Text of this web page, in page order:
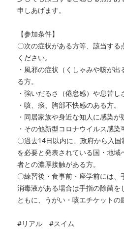
申しあげます。
【参加条件】
〇次の症状がある方等、該当する
ください。
・風邪の症状（くしゃみや咳が
る方。
・強いだるさ（倦怠感）や息苦し
・咳、痰、胸部不快感のある方。
・同居家族や身近な知人に感染が
・その他新型コロナウイルス感染
〇過去14日以内に、政府から入
を必要と発表されている国・地域
者との濃厚接触がある方。
〇練習後・食事前・座学前には
消毒液がある場合は手指の除菌を
ともに、うがい・咳エチケットの
#リアル #スイム